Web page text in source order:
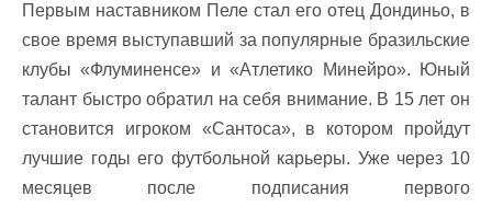
Первым наставником Пеле стал его отец Дондиньо, в
свое время выступавший за популярные бразильские
клубы «Флуминенсе» и «Атлетико Минейро». Юный
талант быстро обратил на себя внимание. В 15 лет он
становится игроком «Сантоса», в котором пройдут
лучшие годы его футбольной карьеры. Уже через 10
месяцев после подписания первого